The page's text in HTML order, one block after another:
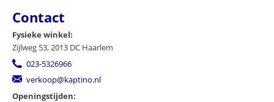
Contact
Fysieke winkel:
Zijlweg 53, 2013 DC Haarlem
023-5326966
verkoop@kaptino.nl
Openingstijden: